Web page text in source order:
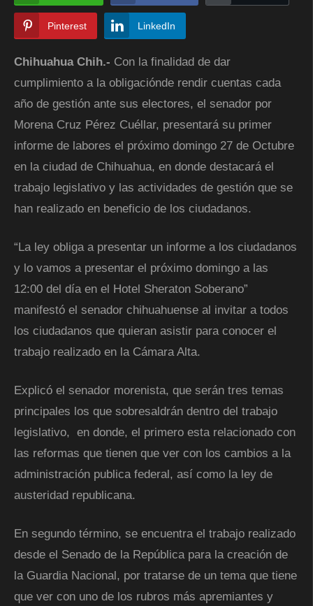
Pinterest LinkedIn
Chihuahua Chih.- Con la finalidad de dar
cumplimiento a la obligaciónde rendir cuentas cada
año de gestión ante sus electores, el senador por
Morena Cruz Pérez Cuéllar, presentará su primer
informe de labores el próximo domingo 27 de Octubre
en la ciudad de Chihuahua, en donde destacará el
trabajo legislativo y las actividades de gestión que se
han realizado en beneficio de los ciudadanos.
“La ley obliga a presentar un informe a los ciudadanos
y lo vamos a presentar el próximo domingo a las
12:00 del día en el Hotel Sheraton Soberano”
manifestó el senador chihuahuense al invitar a todos
los ciudadanos que quieran asistir para conocer el
trabajo realizado en la Cámara Alta.
Explicó el senador morenista, que serán tres temas
principales los que sobresaldrán dentro del trabajo
legislativo, en donde, el primero esta relacionado con
las reformas que tienen que ver con los cambios a la
administración publica federal, así como la ley de
austeridad republicana.
En segundo término, se encuentra el trabajo realizado
desde el Senado de la República para la creación de
la Guardia Nacional, por tratarse de un tema que tiene
que ver con uno de los rubros más apremiantes y